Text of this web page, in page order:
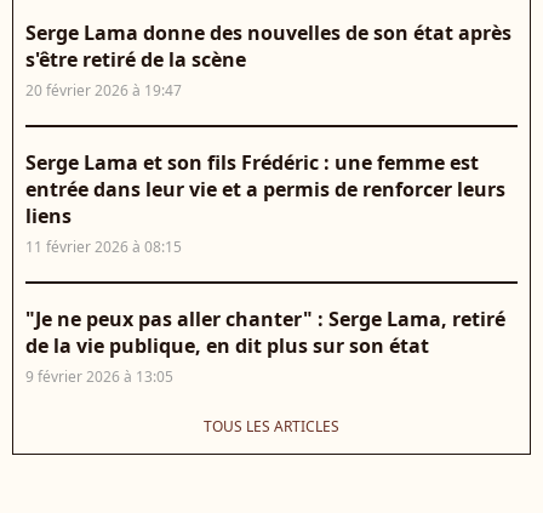
Serge Lama donne des nouvelles de son état après
s'être retiré de la scène
20 février 2026 à 19:47
Serge Lama et son fils Frédéric : une femme est
entrée dans leur vie et a permis de renforcer leurs
liens
11 février 2026 à 08:15
"Je ne peux pas aller chanter" : Serge Lama, retiré
de la vie publique, en dit plus sur son état
9 février 2026 à 13:05
TOUS LES ARTICLES